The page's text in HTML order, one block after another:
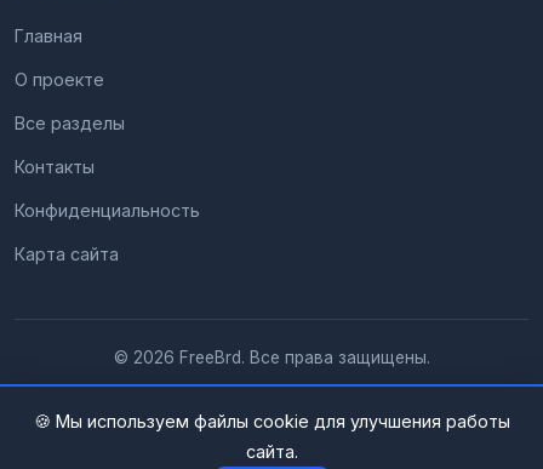
Главная
О проекте
Все разделы
Контакты
Конфиденциальность
Карта сайта
© 2026 FreeBrd. Все права защищены.
🍪 Мы используем файлы cookie для улучшения работы
сайта.